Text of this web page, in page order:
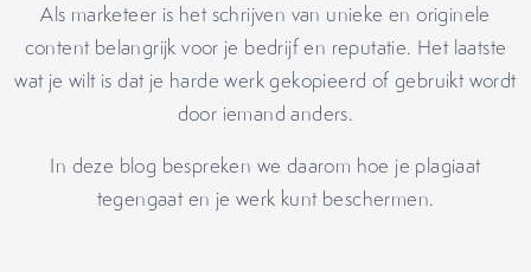
Als marketeer is het schrijven van unieke en originele
content belangrijk voor je bedrijf en reputatie. Het laatste
wat je wilt is dat je harde werk gekopieerd of gebruikt wordt
door iemand anders.
In deze blog bespreken we daarom hoe je plagiaat
tegengaat en je werk kunt beschermen.